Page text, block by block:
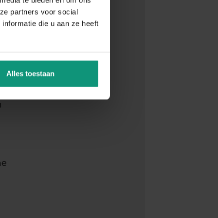
partners voor social
die u aan ze heeft
Alles toestaan